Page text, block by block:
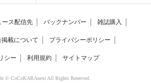
ース配信先 バックナンバー 雑誌購入
掲載について プライバシーポリシー
シー 利用規約 サイトマップ
© CoCoKARAnext All Rights Reserved.